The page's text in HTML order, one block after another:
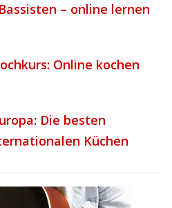
– online lernen
Online kochen
Die besten
Küchen